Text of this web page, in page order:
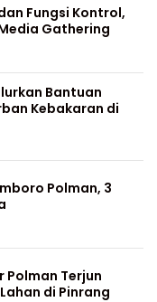
Fungsi Kontrol,
Gathering
Bantuan
Kebakaran di
Polman, 3
Polman Terjun
di Pinrang